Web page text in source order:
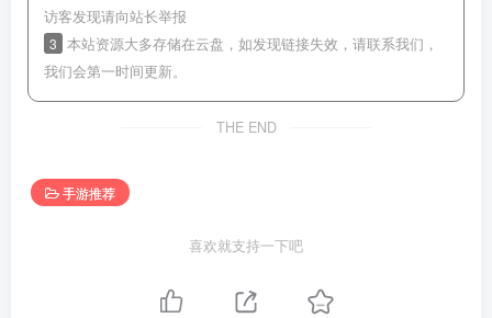
访客发现请向站长举报
3 本站资源大多存储在云盘，如发现链接失效，请联系我们，
我们会第一时间更新。
THE END
手游推荐
喜欢就支持一下吧